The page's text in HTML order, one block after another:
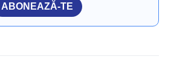
ABONEAZĂ-TE